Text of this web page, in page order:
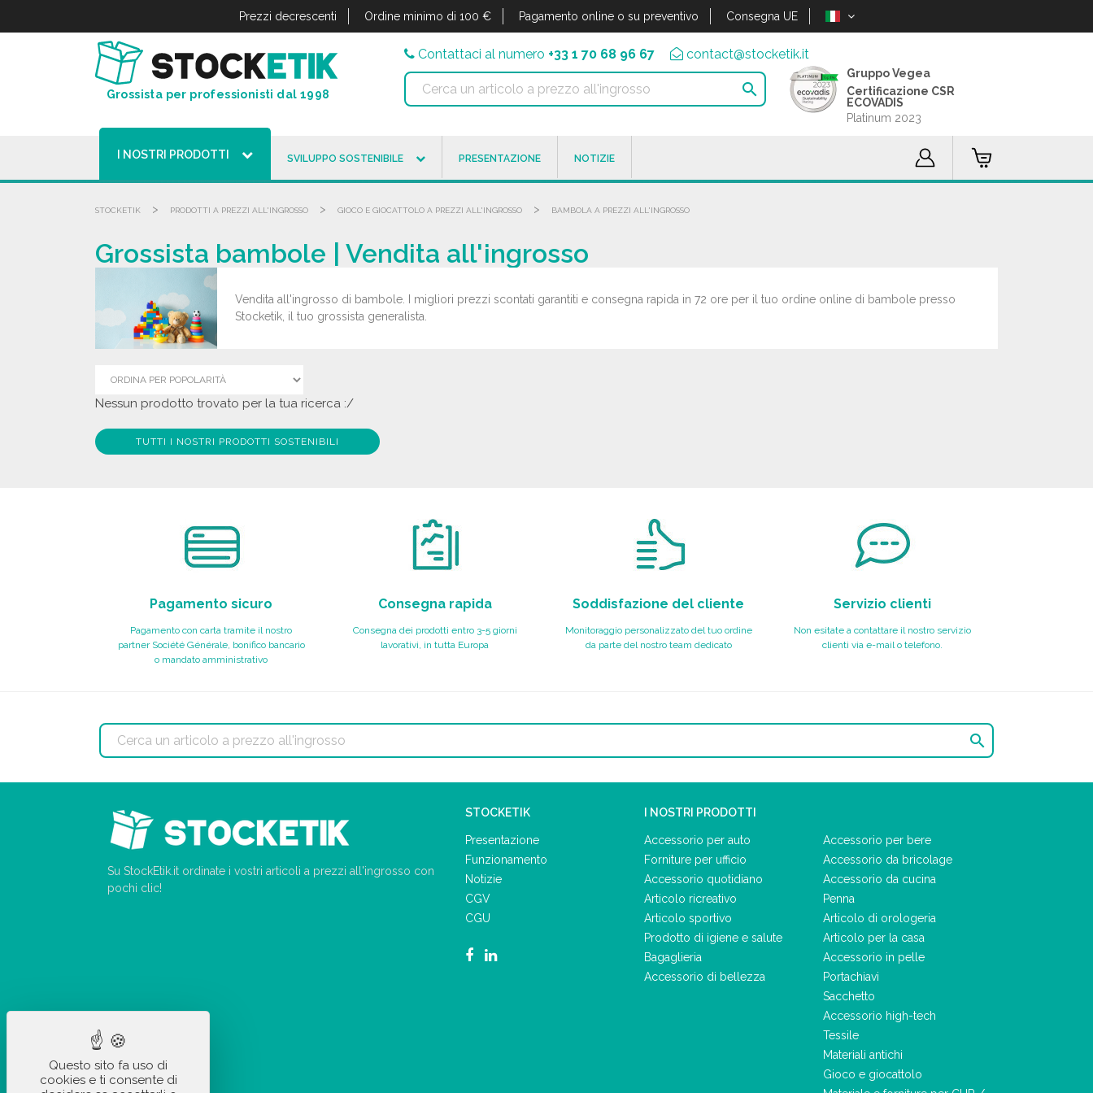
Prezzi decrescenti Ordine minimo di 100 € Pagamento online o su preventivo Consegna UE
Grossista per professionisti dal 1998
Contattaci al numero +33 1 70 68 96 67 contact@stocketik.it

Gruppo Vegea
Certificazione CSR
ECOVADIS
Platinum 2023
I NOSTRI PRODOTTI SVILUPPO SOSTENIBILE PRESENTAZIONE NOTIZIE
STOCKETIK > PRODOTTI A PREZZI ALL'INGROSSO > GIOCO E GIOCATTOLO A PREZZI ALL'INGROSSO > BAMBOLA A PREZZI ALL'INGROSSO
Grossista bambole | Vendita all'ingrosso
Vendita all'ingrosso di bambole. I migliori prezzi scontati garantiti e consegna rapida in 72 ore per il tuo ordine online di bambole presso
Stocketik, il tuo grossista generalista.
Nessun prodotto trovato per la tua ricerca :/
TUTTI I NOSTRI PRODOTTI SOSTENIBILI
Pagamento sicuro
Pagamento con carta tramite il nostro
partner Société Générale, bonifico bancario
o mandato amministrativo
Consegna rapida
Consegna dei prodotti entro 3-5 giorni
lavorativi, in tutta Europa
Soddisfazione del cliente
Monitoraggio personalizzato del tuo ordine
da parte del nostro team dedicato
Servizio clienti
Non esitate a contattare il nostro servizio
clienti via e-mail o telefono.

Su StockEtik.it ordinate i vostri articoli a prezzi all'ingrosso con
pochi clic!
STOCKETIK
Presentazione
Funzionamento
Notizie
CGV
CGU
I NOSTRI PRODOTTI
Accessorio per auto
Forniture per ufficio
Accessorio quotidiano
Articolo ricreativo
Articolo sportivo
Prodotto di igiene e salute
Bagaglieria
Accessorio di bellezza
Accessorio per bere
Accessorio da bricolage
Accessorio da cucina
Penna
Articolo di orologeria
Articolo per la casa
Accessorio in pelle
Portachiavi
Sacchetto
Accessorio high-tech
Tessile
Materiali antichi
Gioco e giocattolo
Questo sito fa uso di
cookies e ti consente di